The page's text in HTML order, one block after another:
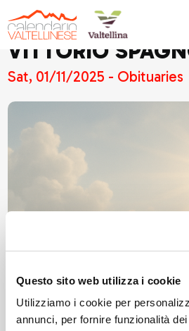
Questo sito web utilizza i cookie
Utilizziamo i cookie per
annunci, per fornire funzionalità
VITTORIO
Sat, 01/11/2025 - Obituaries